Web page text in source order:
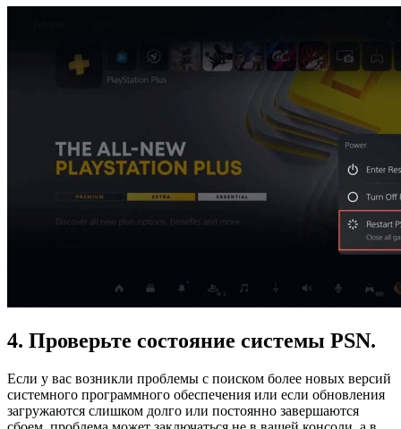
4. Проверьте состояние системы PSN.
Если у вас возникли проблемы с поиском более новых версий
системного программного обеспечения или если обновления
загружаются слишком долго или постоянно завершаются